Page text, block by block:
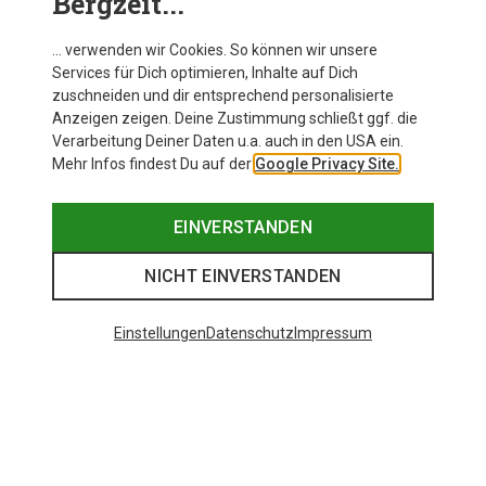
… verwenden wir Cookies. So können wir unsere
Services für Dich optimieren, Inhalte auf Dich
zuschneiden und dir entsprechend personalisierte
Anzeigen zeigen. Deine Zustimmung schließt ggf. die
Verarbeitung Deiner Daten u.a. auch in den USA ein.
Mehr Infos findest Du auf der Google Privacy Site.
EINVERSTANDEN
NICHT EINVERSTANDEN
EinstellungenDatenschutz Impressum